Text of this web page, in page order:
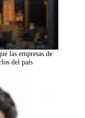
las empresas de
del país